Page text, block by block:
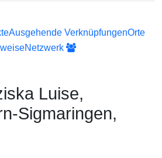
Ausgehende VerknüpfungenOrte
Netzwerk
Luise,
Sigmaringen,